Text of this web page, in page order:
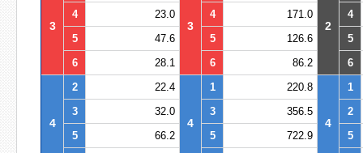
3 3 2
4
23.0 4 171.0
4
5
47.6 5 126.6
5
6
28.1 6 86.2 6
4
2 22.4
4
1 220.8
4
1
3
32.0 3 356.5
2
5
66.2 5 722.9
5